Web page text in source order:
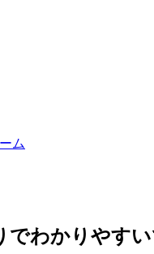
ム
でわかりやす